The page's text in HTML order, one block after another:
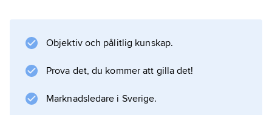
frälsargestalter (män ”smorda” – vigda – åt
Jesus
från Nasaret. Bland grekisktalande kristna
stelnade den redan i nytestamentlig tid till
Objektiv och pålitlig kunskap.
Prova det, du kommer att gilla det!
Marknadsledare i Sverige.